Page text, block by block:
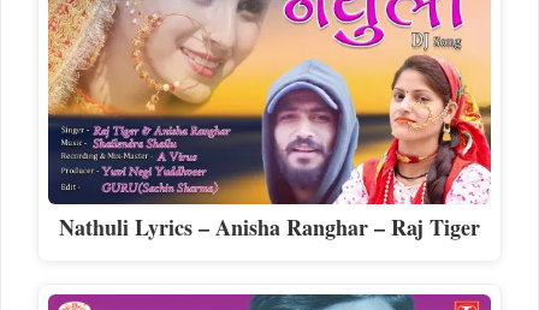
Nathuli Lyrics – Anisha Ranghar – Raj Tiger